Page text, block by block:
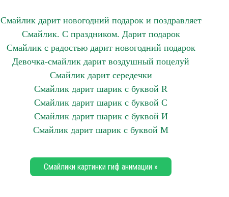
Смайлик дарит новогодний подарок и поздравляет
Смайлик. С праздником. Дарит подарок
Смайлик с радостью дарит новогодний подарок
Девочка-смайлик дарит воздушный поцелуй
Смайлик дарит середечки
Смайлик дарит шарик с буквой R
Смайлик дарит шарик с буквой С
Смайлик дарит шарик с буквой И
Смайлик дарит шарик с буквой М
Смайлики картинки гиф анимации »